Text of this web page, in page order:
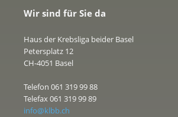
Wir sind für Sie da
Haus der Krebsliga beider Basel
Petersplatz 12
CH-4051 Basel
Telefon 061 319 99 88
Telefax 061 319 99 89
info@klbb.ch